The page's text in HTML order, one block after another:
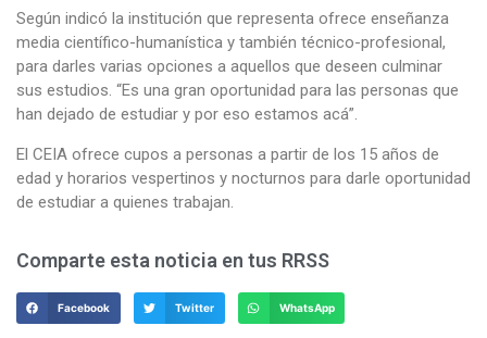
Según indicó la institución que representa ofrece enseñanza
media científico-humanística y también técnico-profesional,
para darles varias opciones a aquellos que deseen culminar
sus estudios. “Es una gran oportunidad para las personas que
han dejado de estudiar y por eso estamos acá”.
El CEIA ofrece cupos a personas a partir de los 15 años de
edad y horarios vespertinos y nocturnos para darle oportunidad
de estudiar a quienes trabajan.
Comparte esta noticia en tus RRSS
Facebook Twitter WhatsApp